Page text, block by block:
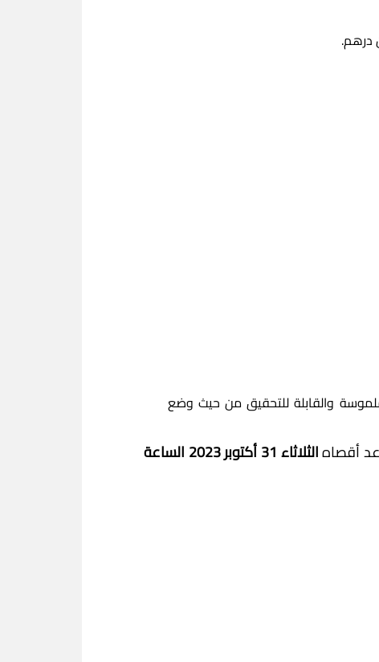
وطموحاتها الملموسة والقابلة للتحقيق من حيث وضع
أقصاه
الثلاثاء 31 أكتوبر 2023 الساعة